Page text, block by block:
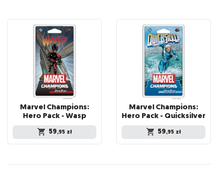
Marvel Champions:
Hero Pack - Wasp
59,95 zł
Marvel Champions:
Hero Pack - Quicksilver
59,95 zł